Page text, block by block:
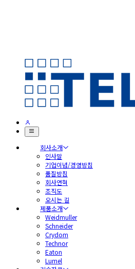
회사소개
인사말
기업이념/경영방침
품질방침
회사연혁
조직도
오시는 길
제품소개
Weidmuller
Schneider
Crydom
Technor
Eaton
Lumel